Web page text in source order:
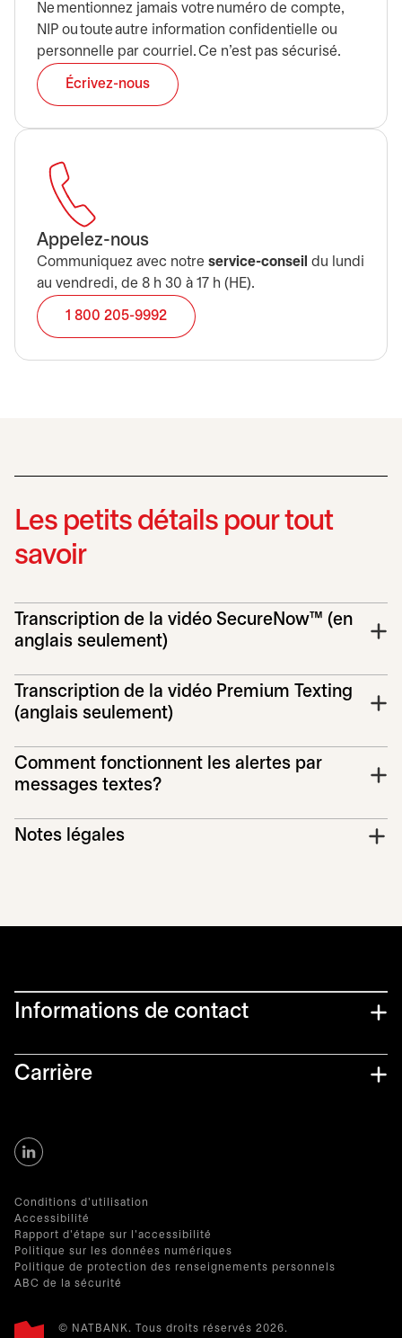
Ne mentionnez jamais votre numéro de compte,
NIP ou toute autre information confidentielle ou
personnelle par courriel. Ce n’est pas sécurisé.
Écrivez-nous
Appelez-nous
Communiquez avec notre service-conseil du lundi
au vendredi, de 8 h 30 à 17 h (HE).
1 800 205-9992
Les petits détails pour tout
savoir
Transcription de la vidéo SecureNow™ (en
anglais seulement)
Transcription de la vidéo Premium Texting
(anglais seulement)
Comment fonctionnent les alertes par
messages textes?
Notes légales
Informations de contact​
Carrière
s’ouvre dans un nouvel onglet
Conditions d'utilisation
Accessibilité
Rapport d'étape sur l'accessibilité
Politique sur les données numériques
Politique de protection des renseignements personnels
ABC de la sécurité
© NATBANK. Tous droits réservés 2026.